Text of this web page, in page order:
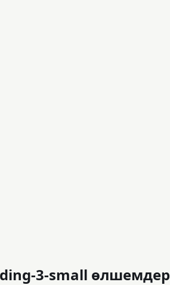
3-small